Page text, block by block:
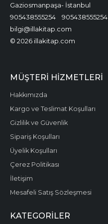
Gaziosmanpaşa- İstanbul
905438555254
905438555254
bilgi@illakitap.com
© 2026 illakitap.com
MÜŞTERI HIZMETLERI
Hakkımızda
Kargo ve Teslimat Koşulları
Gizlilik ve Güvenlik
Sipariş Koşulları
Üyelik Koşulları
Çerez Politikası
İletişim
Mesafeli Satış Sözleşmesi
KATEGORILER